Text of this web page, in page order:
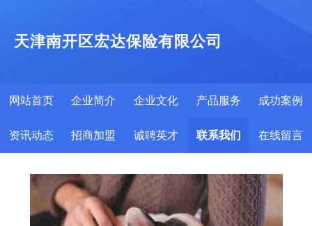
天津南开区宏达保险有限公司
网站首页 企业简介 企业文化 产品服务 成功案例
资讯动态 招商加盟 诚聘英才 联系我们 在线留言